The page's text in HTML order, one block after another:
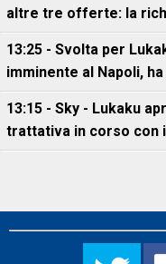
altre tre offerte: la
13:25 - Svolta per
imminente al Napoli,
13:15 - Sky - Lukaku
trattativa in corso con